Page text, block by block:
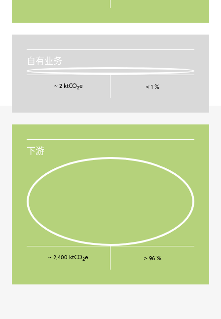
自有业务
~ 2 ktCO2e < 1 %
下游
~ 2,400 ktCO2e > 96 %